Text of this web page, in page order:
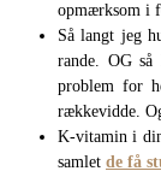
opmærksom i
Så langt jeg
rande. OG
problem for
rækkevidde.
K-vitamin i
samlet de få